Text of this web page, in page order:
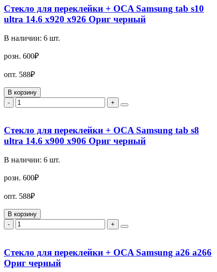
Стекло для переклейки + OCA Samsung tab s10
ultra 14.6 x920 x926 Ориг черный
В наличии: 6 шт.
розн. 600₽
опт. 588₽
В корзину
-
+
Стекло для переклейки + OCA Samsung tab s8
ultra 14.6 x900 x906 Ориг черный
В наличии: 6 шт.
розн. 600₽
опт. 588₽
В корзину
-
+
Стекло для переклейки + OCA Samsung a26 a266
Ориг черный